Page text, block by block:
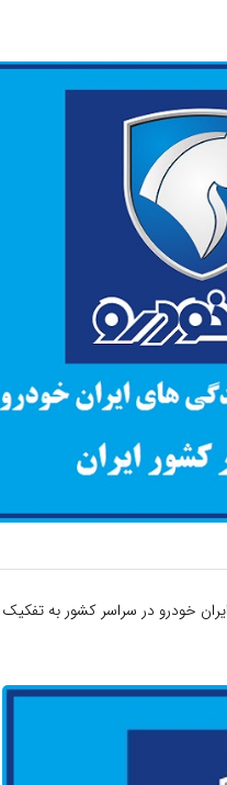
خودرو در سراسر کشور به تفکیک